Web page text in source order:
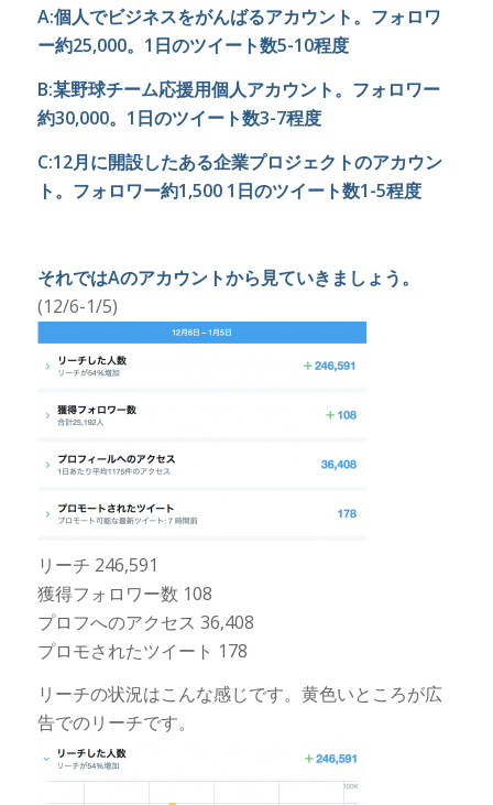
A:個人でビジネスをがんばるアカウント。フォロワ
ー約25,000。1日のツイート数5-10程度
B:某野球チーム応援用個人アカウント。フォロワー
約30,000。1日のツイート数3-7程度
C:12月に開設したある企業プロジェクトのアカウン
ト。フォロワー約1,500 1日のツイート数1-5程度
それではAのアカウントから見ていきましょう。
(12/6-1/5)
リーチ 246,591
獲得フォロワー数 108
プロフへのアクセス 36,408
プロモされたツイート 178
リーチの状況はこんな感じです。黄色いところが広
告でのリーチです。